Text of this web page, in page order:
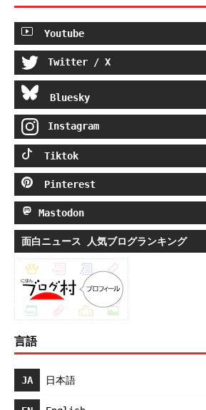
Youtube
Twitter / X
Bluesky
Instagram
Tiktok
Pinterest
Mastodon
面白ニュース 人気ブログランキング
言語
JA 日本語